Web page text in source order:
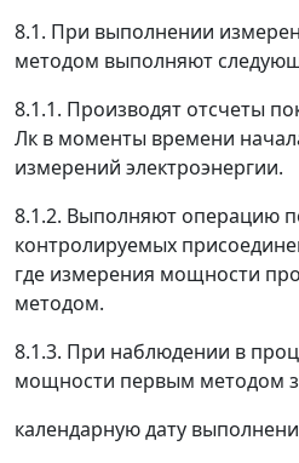
8.1. При выполнении
методом выполняют
8.1.1. Производят отсчеты
Лк в моменты времени
измерений электроэнергии.
8.1.2. Выполняют операцию
контролируемых
где измерения мощности
методом.
8.1.3. При наблюдении в
мощности первым методом
календарную дату